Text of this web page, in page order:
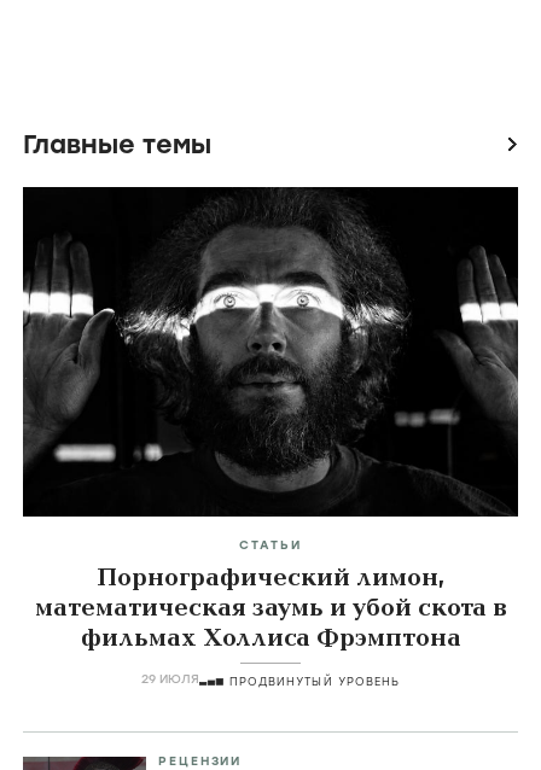
Главные темы icon
СТАТЬИ
Порнографический лимон,
математическая заумь и убой скота в
фильмах Холлиса Фрэмптона
29 ИЮЛЯ ПРОДВИНУТЫЙ УРОВЕНЬ
РЕЦЕНЗИИ